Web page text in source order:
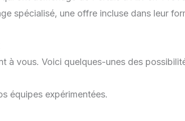
spécialisé, une offre incluse dans leur
à vous. Voici quelques-unes des
équipes expérimentées.